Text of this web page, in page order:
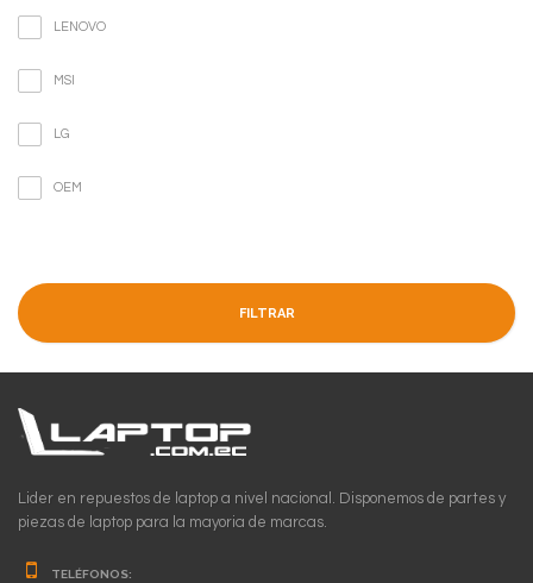
LENOVO
MSI
LG
OEM
FILTRAR
Lider en repuestos de laptop a nivel nacional. Disponemos de partes y
piezas de laptop para la mayoria de marcas.
TELÉFONOS: